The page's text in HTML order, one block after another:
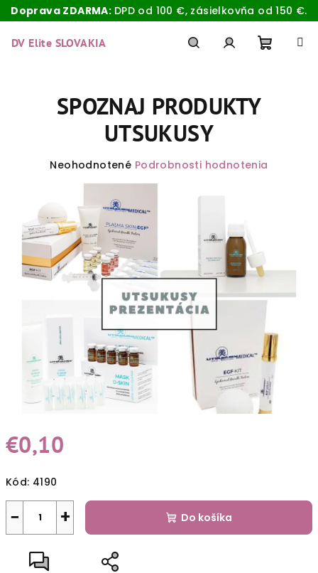
Doprava ZDARMA: DPD od 100 €, zásielkovňa od 150 €.
naDV Elite SLOVAKIA
€0,10
cena:
Kód: 4190
+
− Do košíka
SPOZNAJ PRODUKTY
UTSUKUSY
Priemerné
je
0,0
z
5
hviezdičiek.
Neohodnotené Podrobnosti hodnotenia